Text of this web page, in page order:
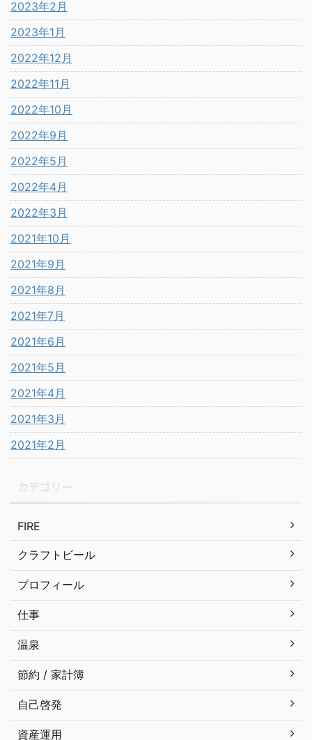
2023年2月
2023年1月
2022年12月
2022年11月
2022年10月
2022年9月
2022年5月
2022年4月
2022年3月
2021年10月
2021年9月
2021年8月
2021年7月
2021年6月
2021年5月
2021年4月
2021年3月
2021年2月
FIRE
クラフトビール
プロフィール
仕事
温泉
節約 / 家計簿
自己啓発
資産運用